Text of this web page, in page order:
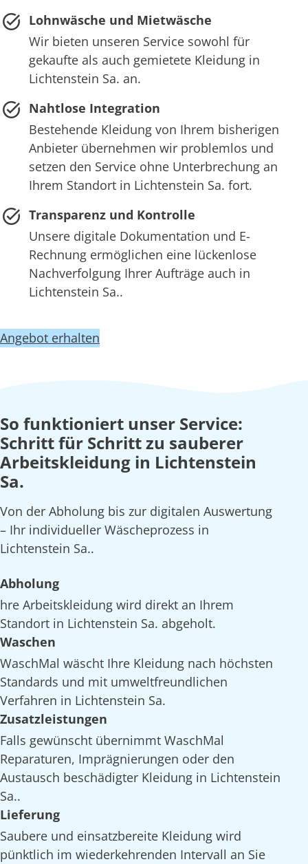
Lohnwäsche und Mietwäsche
Wir bieten unseren Service sowohl für
gekaufte als auch gemietete Kleidung in
Lichtenstein Sa. an.
Nahtlose Integration
Bestehende Kleidung von Ihrem bisherigen
Anbieter übernehmen wir problemlos und
setzen den Service ohne Unterbrechung an
Ihrem Standort in Lichtenstein Sa. fort.
Transparenz und Kontrolle
Unsere digitale Dokumentation und E-
Rechnung ermöglichen eine lückenlose
Nachverfolgung Ihrer Aufträge auch in
Lichtenstein Sa..
Angebot erhalten
So funktioniert unser Service:
Schritt für Schritt zu sauberer
Arbeitskleidung in Lichtenstein
Sa.
Von der Abholung bis zur digitalen Auswertung
– Ihr individueller Wäscheprozess in
Lichtenstein Sa..
Abholung
hre Arbeitskleidung wird direkt an Ihrem
Standort in Lichtenstein Sa. abgeholt.
Waschen
WaschMal wäscht Ihre Kleidung nach höchsten
Standards und mit umweltfreundlichen
Verfahren in Lichtenstein Sa.
Zusatzleistungen
Falls gewünscht übernimmt WaschMal
Reparaturen, Imprägnierungen oder den
Austausch beschädigter Kleidung in Lichtenstein
Sa..
Lieferung
Saubere und einsatzbereite Kleidung wird
pünktlich im wiederkehrenden Intervall an Sie